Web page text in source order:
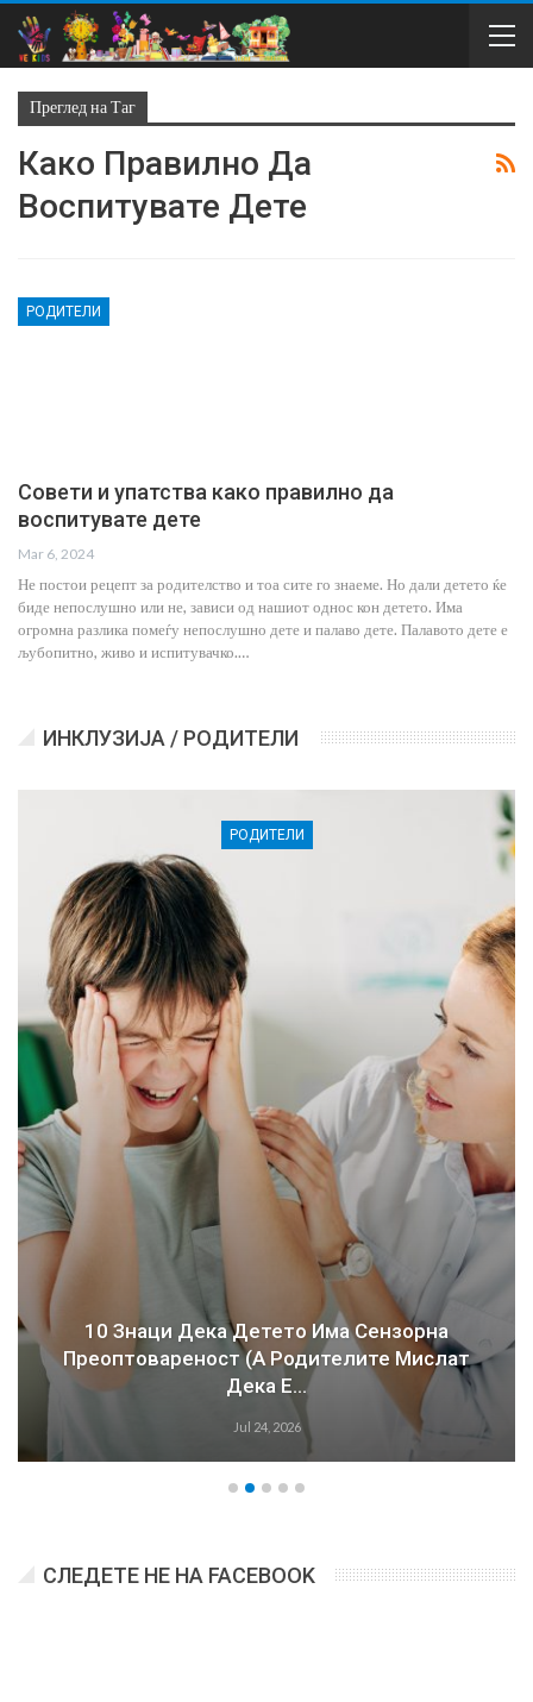
Преглед на Таг
Како Правилно Да
Воспитувате Дете
РОДИТЕЛИ
Совети и упатства како правилно да
воспитувате дете
Mar 6, 2024
Не постои рецепт за родителство и тоа сите го знаеме. Но дали детето ќе
биде непослушно или не, зависи од нашиот однос кон детето. Има
огромна разлика помеѓу непослушно дете и палаво дете. Палавото дете е
љубопитно, живо и испитувачко.…
ИНКЛУЗИЈА / РОДИТЕЛИ
РОДИТЕЛИ
10 Знаци Дека Детето Има Сензорна
Преоптовареност (а Родителите Мислат
Дека Е…
Jul 24, 2026
СЛЕДЕТЕ НЕ НА FACEBOOK